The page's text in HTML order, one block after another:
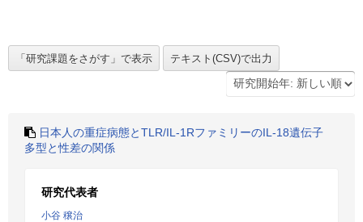
日本人の重症病態とTLR/IL-1RファミリーのIL-18遺伝子
多型と性差の関係
研究代表者
小谷 穣治